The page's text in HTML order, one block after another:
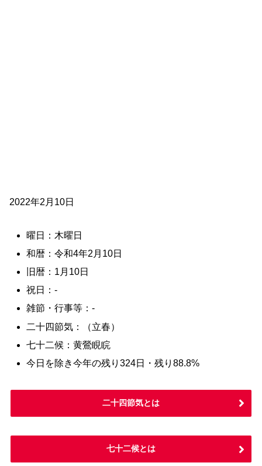
2022年2月10日
曜日：木曜日
和暦：令和4年2月10日
旧暦：1月10日
祝日：-
雑節・行事等：-
二十四節気：（立春）
七十二候：黄鶯睍睆
今日を除き今年の残り324日・残り88.8%
二十四節気とは
七十二候とは